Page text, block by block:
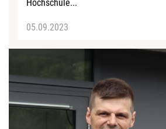
Hochschule...
05.09.2023